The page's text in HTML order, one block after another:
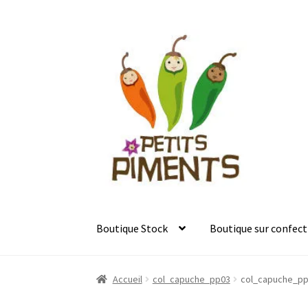
navigation
contenu
Boutique Stock Boutique sur
Accueil col_capuche_pp03